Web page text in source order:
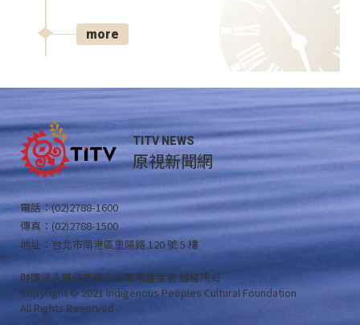
more
TITV NEWS
原視新聞網
電話：(02)2788-1600
傳真：(02)2788-1500
地址：台北市南港區重陽路 120 號 5 樓
財團法人原住民族文化事業基金會 版權所有
Copyright © 2021 Indigenous Peoples Cultural Foundation
All Rights Reserved .